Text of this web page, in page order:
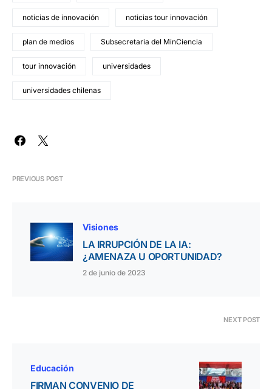
noticias de innovación noticias tour innovación
plan de medios Subsecretaria del MinCiencia
tour innovación universidades
universidades chilenas
PREVIOUS POST
Visiones
LA IRRUPCIÓN DE LA IA:
¿AMENAZA U OPORTUNIDAD?
2 de junio de 2023
NEXT POST
Educación
FIRMAN CONVENIO DE